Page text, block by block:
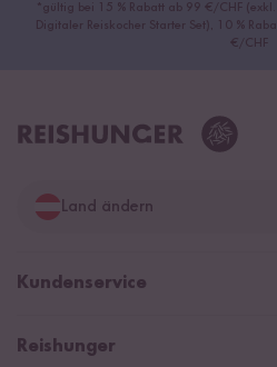
*gültig bei 15 % Rabatt ab 99 €/CHF
Digitaler Reiskocher Starter Set), 10 %
€/CHF
Land ändern
Deutschland
Kundenservice
Help Center und FAQ
Reishunger